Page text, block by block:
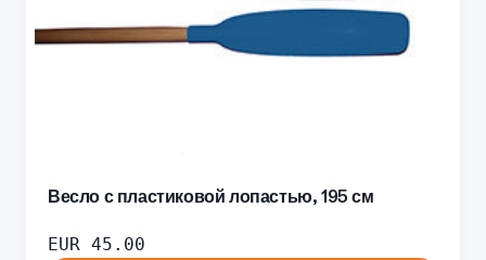
Весло с пластиковой лопастью, 195 см
EUR 45.00